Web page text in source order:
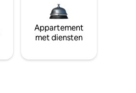
Appartement
met diensten